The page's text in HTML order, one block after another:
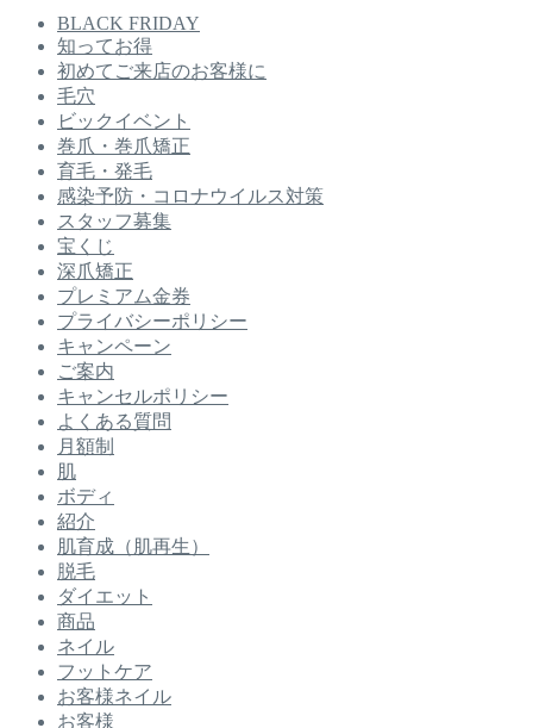
BLACK FRIDAY
知ってお得
初めてご来店のお客様に
毛穴
ビックイベント
巻爪・巻爪矯正
育毛・発毛
感染予防・コロナウイルス対策
スタッフ募集
宝くじ
深爪矯正
プレミアム金券
プライバシーポリシー
キャンペーン
ご案内
キャンセルポリシー
よくある質問
月額制
肌
ボディ
紹介
肌育成（肌再生）
脱毛
ダイエット
商品
ネイル
フットケア
お客様ネイル
お客様